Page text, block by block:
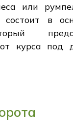
или
состоит в
курса под